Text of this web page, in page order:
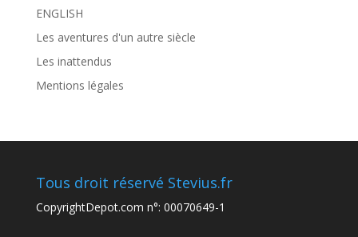
ENGLISH
Les aventures d'un autre siècle
Les inattendus
Mentions légales
Tous droit réservé Stevius.fr
CopyrightDepot.com n°: 00070649-1